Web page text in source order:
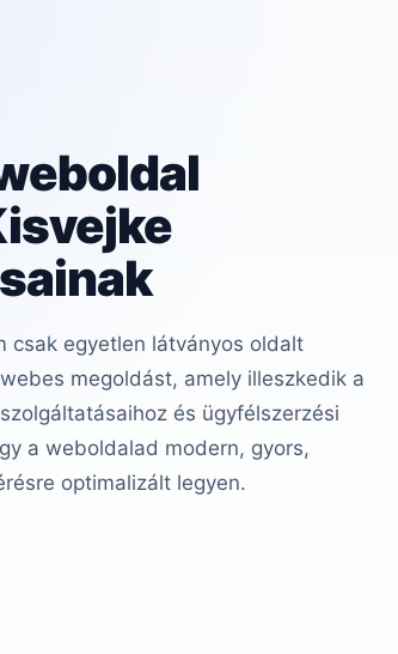
csak egyetlen látványos oldalt
megoldást, amely illeszkedik a
és ügyfélszerzési
a weboldalad modern, gyors,
optimalizált legyen.